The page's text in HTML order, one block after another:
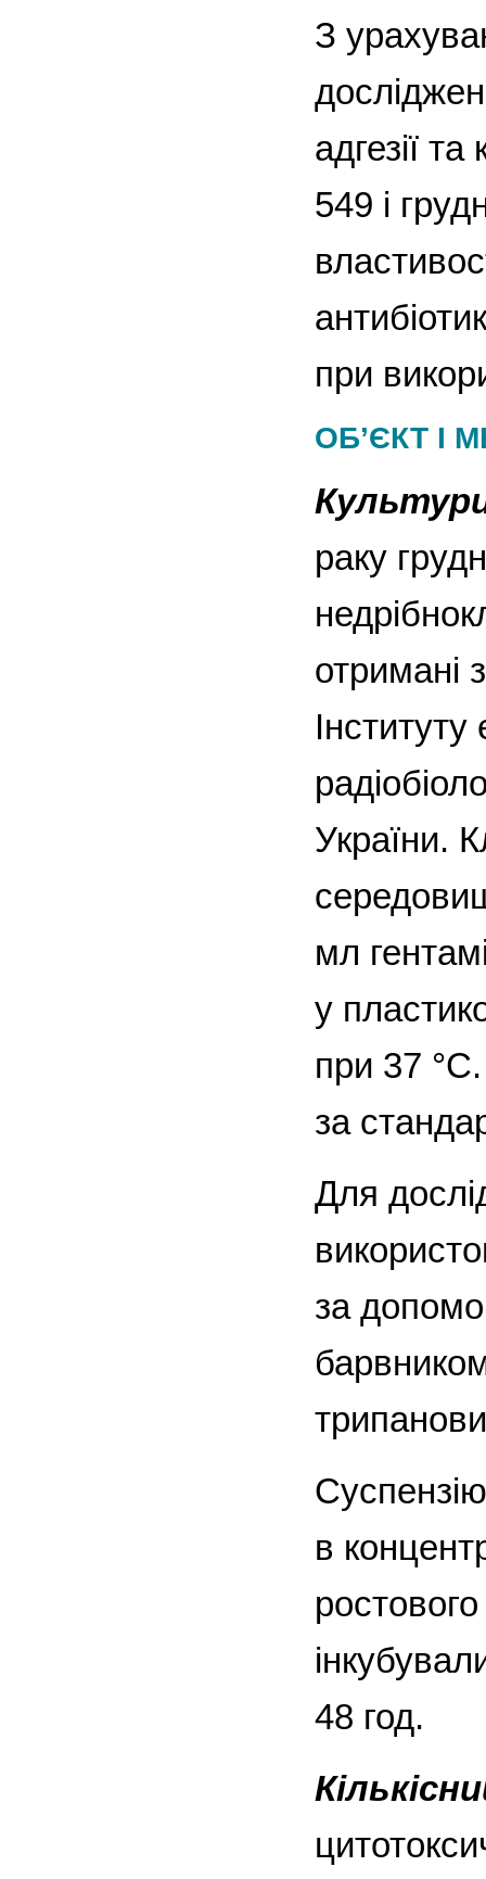
З
адгезії
549 і
при
ОБ’ЄКТ І
раку
отримані
Інституту
України.
мл
у
при 37
за
Для
за
в
48 год.